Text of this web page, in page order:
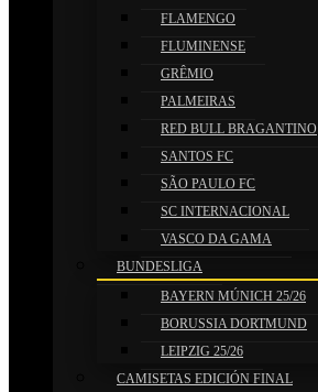
FLAMENGO
FLUMINENSE
GRÊMIO
PALMEIRAS
RED BULL BRAGANTINO
SANTOS FC
SÃO PAULO FC
SC INTERNACIONAL
VASCO DA GAMA
BUNDESLIGA
BAYERN MÚNICH 25/26
BORUSSIA DORTMUND
LEIPZIG 25/26
CAMISETAS EDICIÓN FINAL